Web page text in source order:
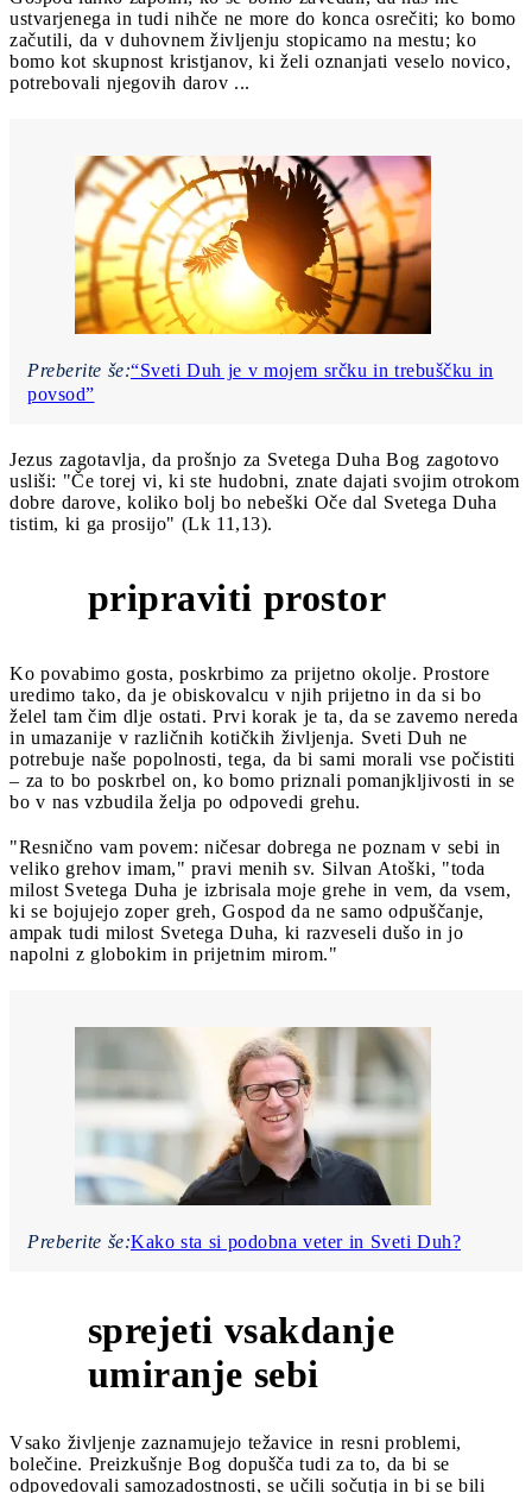
ustvarjenega in tudi nihče ne more do konca osrečiti; ko bomo
začutili, da v duhovnem življenju stopicamo na mestu; ko
bomo kot skupnost kristjanov, ki želi oznanjati veselo novico,
potrebovali njegovih darov ...
Preberite še:“Sveti Duh je v mojem srčku in trebuščku in
povsod”
Jezus zagotavlja, da prošnjo za Svetega Duha Bog zagotovo
usliši: "Če torej vi, ki ste hudobni, znate dajati svojim otrokom
dobre darove, koliko bolj bo nebeški Oče dal Svetega Duha
tistim, ki ga prosijo" (Lk 11,13).
pripraviti prostor
Ko povabimo gosta, poskrbimo za prijetno okolje. Prostore
uredimo tako, da je obiskovalcu v njih prijetno in da si bo
želel tam čim dlje ostati. Prvi korak je ta, da se zavemo nereda
in umazanije v različnih kotičkih življenja. Sveti Duh ne
potrebuje naše popolnosti, tega, da bi sami morali vse počistiti
– za to bo poskrbel on, ko bomo priznali pomanjkljivosti in se
bo v nas vzbudila želja po odpovedi grehu.
"Resnično vam povem: ničesar dobrega ne poznam v sebi in
veliko grehov imam," pravi menih sv. Silvan Atoški, "toda
milost Svetega Duha je izbrisala moje grehe in vem, da vsem,
ki se bojujejo zoper greh, Gospod da ne samo odpuščanje,
ampak tudi milost Svetega Duha, ki razveseli dušo in jo
napolni z globokim in prijetnim mirom."
Preberite še:Kako sta si podobna veter in Sveti Duh?
sprejeti vsakdanje
umiranje sebi
Vsako življenje zaznamujejo težavice in resni problemi,
bolečine. Preizkušnje Bog dopušča tudi za to, da bi se
odpovedovali samozadostnosti, se učili sočutja in bi se bili